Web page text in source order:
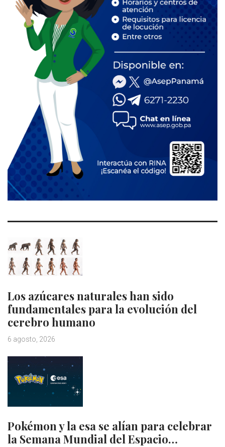
Los azúcares naturales han sido
fundamentales para la evolución del
cerebro humano
6 agosto, 2026
Pokémon y la esa se alían para celebrar
la Semana Mundial del Espacio…